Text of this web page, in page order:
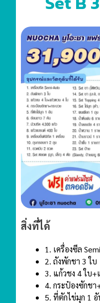
สิ่งที่ได้
1. เครื่องซีล
2. ถังพักชา 3 ใบ
3. แก้วชง 4 ใบ+
4. กระป๋องซักชา
5. ที่ตักไข่มุก 1